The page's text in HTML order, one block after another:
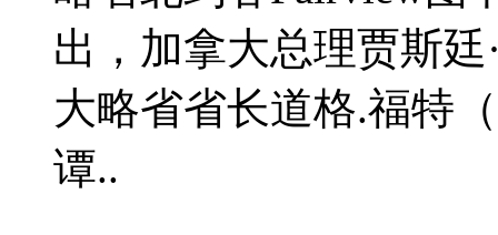
出，加拿大总理贾斯廷
大略省省长道格.福特
谭..